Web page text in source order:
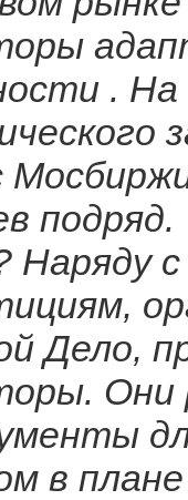
.
Наряду
Дело,
Они
в